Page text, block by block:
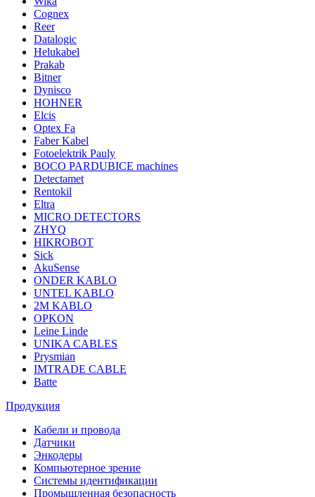
Cognex
Reer
Datalogic
Helukabel
Prakab
Bitner
Dynisco
HOHNER
Elcis
Optex Fa
Faber Kabel
Fotoelektrik Pauly
BOCO PARDUBICE machines
Detectamet
Rentokil
Eltra
MICRO DETECTORS
ZHYQ
HIKROBOT
Sick
AkuSense
ONDER KABLO
UNTEL KABLO
2M KABLO
OPKON
Leine Linde
UNIKA CABLES
Prysmian
IMTRADE CABLE
Batte
Продукция
Кабели и провода
Датчики
Энкодеры
Компьютерное зрение
Системы идентификации
Промышленная безопасность